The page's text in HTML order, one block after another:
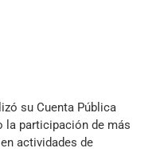
su Cuenta Pública
la participación de más
actividades de